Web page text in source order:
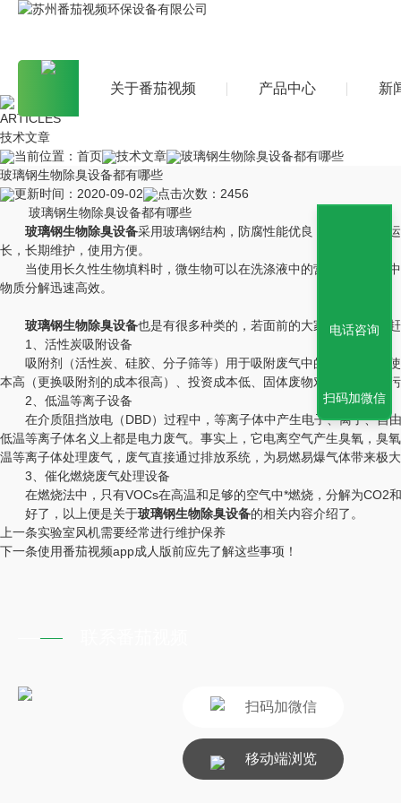
关于番茄视频 产品中心 新
ARTICLES
技术文章
当前位置： 首页 技术文章
玻璃钢生物除臭设备都有哪些
玻璃钢生物除臭设备都有哪些
更新时间：2020-09-02
点击次数：2456
玻璃钢生物除臭设备都有哪些
玻璃钢生物除臭设备采用玻璃钢结构，防腐性能优良，整体性强，
长，长期维护，使用方便。
当使用长久性生物填料时，微生物可以在洗涤液中的营养物和气体中的
物质分解迅速高效。
玻璃钢生物除臭设备也是有很多种类的，若面前的大家有不了解的赶
1、活性炭吸附设备
吸附剂（活性炭、硅胶、分子筛等）用于吸附废气中的有机成分
本高（更换吸附剂的成本很高）、投资成本低、固体废物对环境的二次污染
2、低温等离子设备
在介质阻挡放电（DBD）过程中，等离子体中产生电子、离子
低温等离子体名义上都是电力废气。事实上，它电离空气产生臭氧
温等离子体处理废气，废气直接通过排放系统，为易燃易爆气体带来极
3、催化燃烧废气处理设备
在燃烧法中，只有VOCs在高温和足够的空气中*燃烧，分解为CO2和
好了，以上便是关于玻璃钢生物除臭设备的相关内容介绍了。
上一条实验室风机需要经常进行维护保养
下一条使用番茄视频app成人版前应先了解这些事项！
扫码加微信
移动端浏览
电话咨询
扫码加微信